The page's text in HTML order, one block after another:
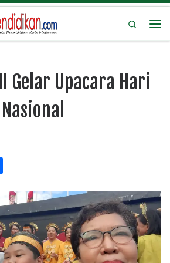
Search
Gelar Upacara Hari
r
e